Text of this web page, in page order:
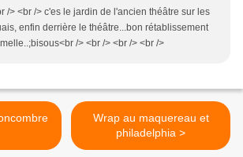
/> <br /> c'es le jardin de l'ancien théâtre sur les
enfin derrière le théâtre...bon rétablissement
/> <br /> <br /> <br />
Wrap au maquereau et
philadelphia >